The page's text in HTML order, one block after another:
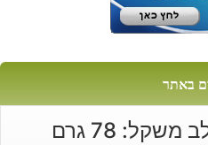
באתר
78 גרם